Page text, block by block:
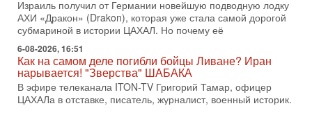
Израиль получил от Германии новейшую подводную лодку
АХИ «Дракон» (Drakon), которая уже стала самой дорогой
субмариной в истории ЦАХАЛ. Но почему её
6-08-2026, 16:51
Как на самом деле погибли бойцы Ливане? Иран
нарывается! "Зверства" ШАБАКА
В эфире телеканала ITON-TV Григорий Тамар, офицер
ЦАХАЛа в отставке, писатель, журналист, военный историк.